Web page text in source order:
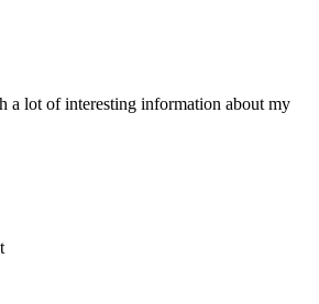
a lot of interesting information about my